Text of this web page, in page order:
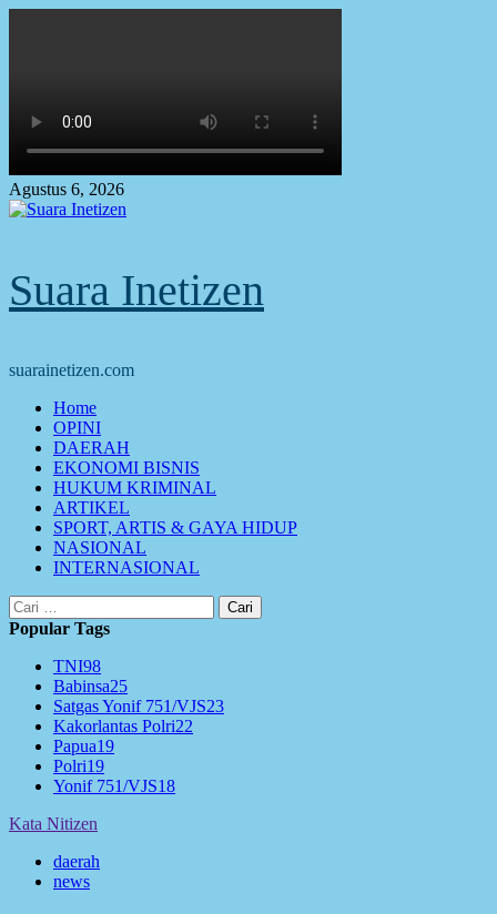
Agustus 6, 2026
Suara Inetizen
suarainetizen.com
Primary
Menu
Home
OPINI
DAERAH
EKONOMI BISNIS
HUKUM KRIMINAL
ARTIKEL
SPORT, ARTIS & GAYA HIDUP
NASIONAL
INTERNASIONAL
Cari
untuk:
Popular Tags
TNI98
Babinsa25
Satgas Yonif 751/VJS23
Kakorlantas Polri22
Papua19
Polri19
Yonif 751/VJS18
Kata Nitizen
daerah
news